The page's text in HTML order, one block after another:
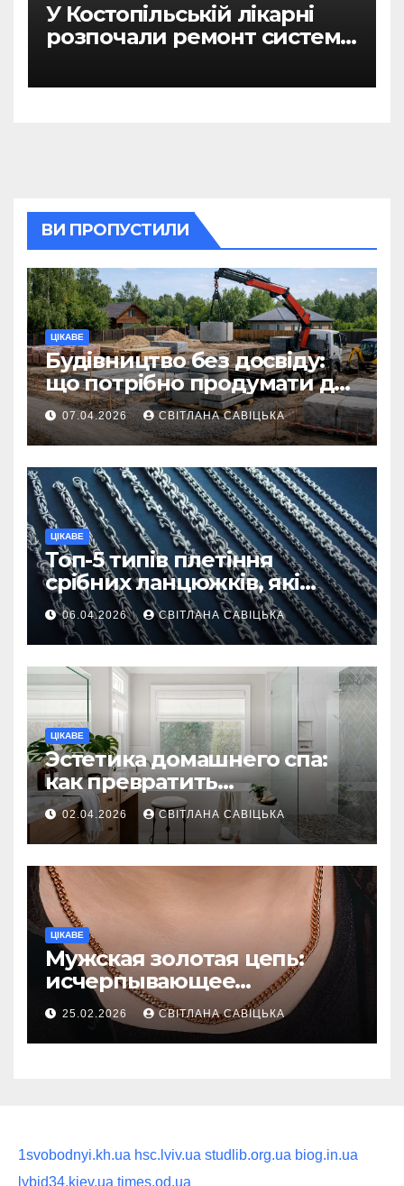
У Костопільській лікарні
розпочали ремонт системи
ВИ ПРОПУСТИЛИ
ЦІКАВЕ
Будівництво без досвіду:
що потрібно продумати до
першої доставки на
ділянку
07.04.2026 СВІТЛАНА САВІЦЬКА
ЦІКАВЕ
Топ-5 типів плетіння
срібних ланцюжків, які
вважаються
найнадійнішими
06.04.2026 СВІТЛАНА САВІЦЬКА
ЦІКАВЕ
Эстетика домашнего спа:
как превратить
ежедневную гигиену в
восстанавливающий
ритуал
02.04.2026 СВІТЛАНА САВІЦЬКА
ЦІКАВЕ
Мужская золотая цепь:
исчерпывающее
руководство по выбору
статусного украшения
25.02.2026 СВІТЛАНА САВІЦЬКА
1svobodnyi.kh.ua hsc.lviv.ua studlib.org.ua biog.in.ua
lybid34.kiev.ua times.od.ua